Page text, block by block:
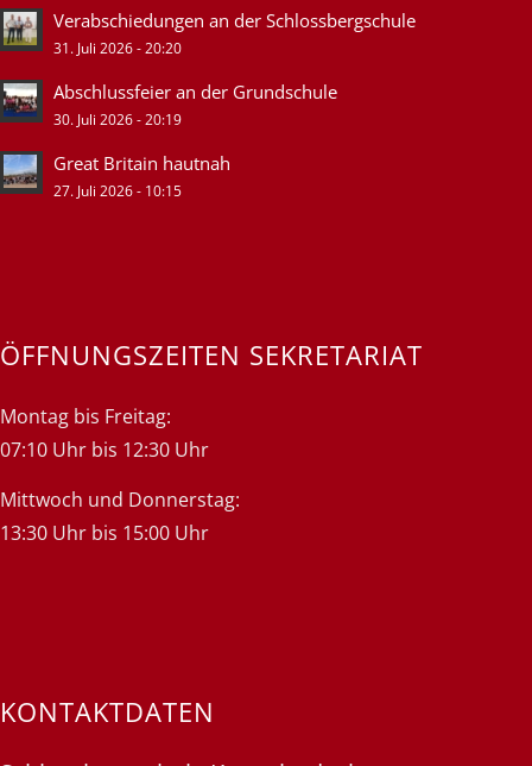
Verabschiedungen an der Schlossbergschule
31. Juli 2026 - 20:20
Abschlussfeier an der Grundschule
30. Juli 2026 - 20:19
Great Britain hautnah
27. Juli 2026 - 10:15
ÖFFNUNGSZEITEN SEKRETARIAT
Montag bis Freitag:
07:10 Uhr bis 12:30 Uhr
Mittwoch und Donnerstag:
13:30 Uhr bis 15:00 Uhr
KONTAKTDATEN